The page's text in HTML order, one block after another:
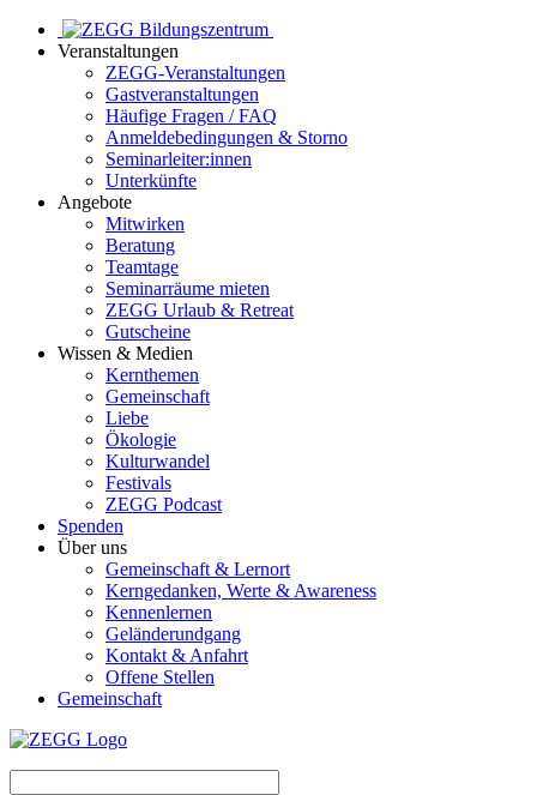
Veranstaltungen
ZEGG-Veranstaltungen
Gastveranstaltungen
Häufige Fragen / FAQ
Anmeldebedingungen & Storno
Seminarleiter:innen
Unterkünfte
Angebote
Mitwirken
Beratung
Teamtage
Seminarräume mieten
ZEGG Urlaub & Retreat
Gutscheine
Wissen & Medien
Kernthemen
Gemeinschaft
Liebe
Ökologie
Kulturwandel
Festivals
ZEGG Podcast
Spenden
Über uns
Gemeinschaft & Lernort
Kerngedanken, Werte & Awareness
Kennenlernen
Geländerundgang
Kontakt & Anfahrt
Offene Stellen
Gemeinschaft